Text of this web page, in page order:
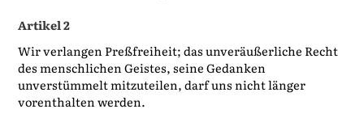
Artikel 2
Wir verlangen Preßfreiheit; das unveräußerliche Recht
des menschlichen Geistes, seine Gedanken
unverstümmelt mitzuteilen, darf uns nicht länger
vorenthalten werden.